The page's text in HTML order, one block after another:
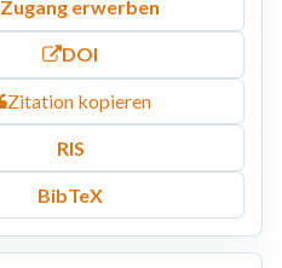
Zugang erwerben
DOI
Zitation kopieren
RIS
BibTeX